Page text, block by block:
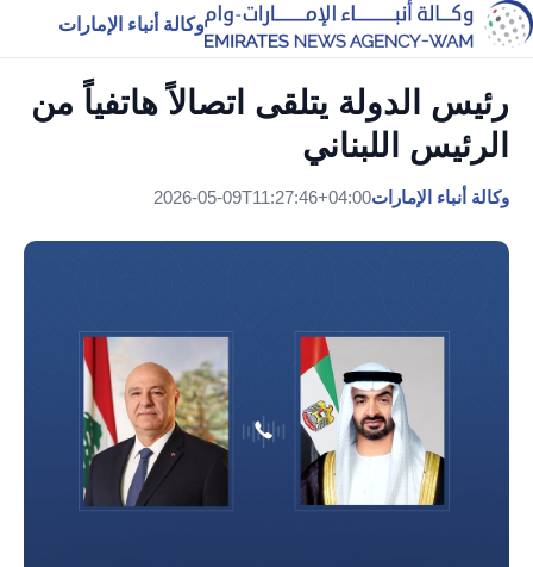
وكالة أنباء الإمارات
رئيس الدولة يتلقى اتصالاً هاتفياً من
الرئيس اللبناني
وكالة أنباء الإمارات2026-05-09T11:27:46+04:00